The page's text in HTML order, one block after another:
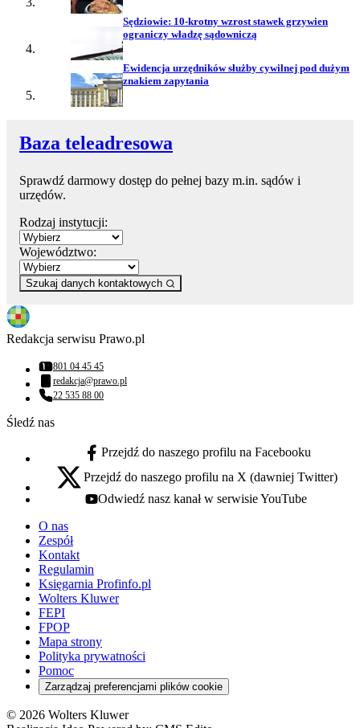
Sędziowie: 10-krotny wzrost stawek grzywien
ograniczy władzę sądowniczą
Ewidencja urzędników służby cywilnej pod dużym
znakiem zapytania
Baza teleadresowa
Sprawdź darmowy dostęp do pełnej bazy m.in. sądów i
urzędów.
Rodzaj instytucji:
Województwo:
Szukaj danych kontaktowych
Redakcja serwisu Prawo.pl
Numer telefonu:
801 04 45 45
Adres email:
redakcja@prawo.pl
Numer telefonu:
22 535 88 00
Śledź nas
facebook - otwiera się w nowej karcie
Przejdź do naszego profilu na Facebooku
x - otwiera się w nowej karcie
Przejdź do naszego profilu na X (dawniej Twitter)
youtube - otwiera się w nowej karcie
Odwiedź nasz kanał w serwisie YouTube
O nas
Zespół
Kontakt
Regulamin
Księgarnia Profinfo.pl
Wolters Kluwer
FEPI
FPOP
Mapa strony
Polityka prywatności
Pomoc
Zarządzaj preferencjami plików cookie
© 2026 Wolters Kluwer